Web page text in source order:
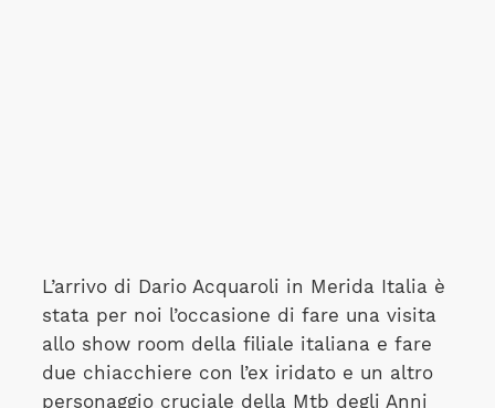
L’arrivo di Dario Acquaroli in Merida Italia è
stata per noi l’occasione di fare una visita
allo show room della filiale italiana e fare
due chiacchiere con l’ex iridato e un altro
personaggio cruciale della Mtb degli Anni